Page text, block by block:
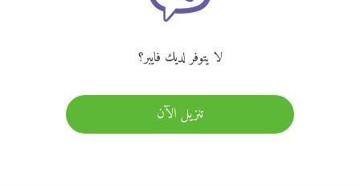
لا يتوفر لديك فايبر؟
تنزيل الآن